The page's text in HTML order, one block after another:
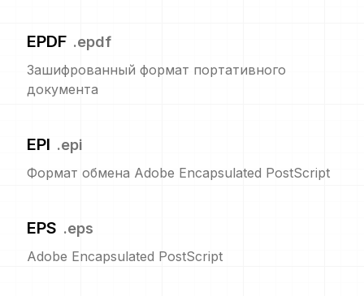
EPDF .epdf
Зашифрованный формат портативного
документа
EPI .epi
Формат обмена Adobe Encapsulated PostScript
EPS .eps
Adobe Encapsulated PostScript